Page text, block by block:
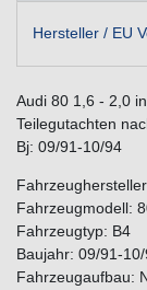
Hersteller / EU
Audi 80 1,6 - 2,0
Teilegutachten
Bj: 09/91-10/94
Fahrzeugmodell:
Fahrzeugtyp: B4
Baujahr: 09/91-
Fahrzeugaufbau: